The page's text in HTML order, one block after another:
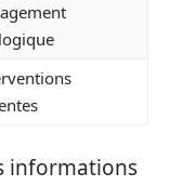
informations